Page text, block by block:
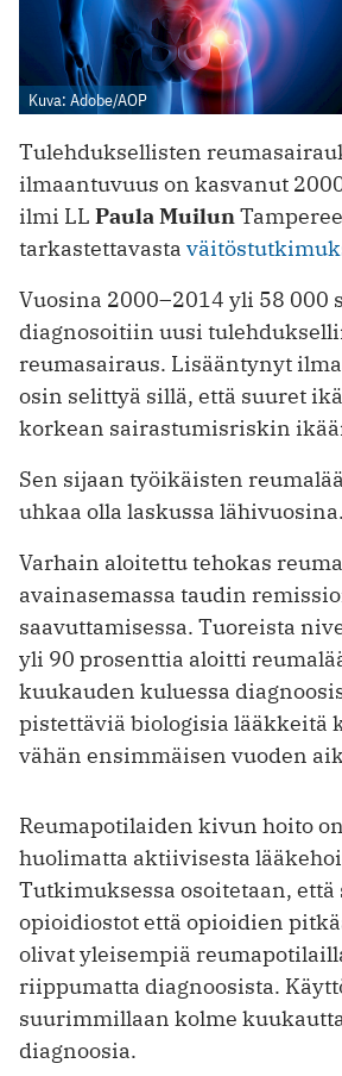
Kuva: Adobe/AOP
Tulehduksellisten
ilmaantuvuus on kasvanut
ilmi LL Paula Muilun
tarkastettavasta
Vuosina 2000–2014 yli 58 000
diagnosoitiin uusi
reumasairaus. Lisääntynyt
osin selittyä sillä, että suuret
korkean sairastumisriskin
Sen sijaan työikäisten
uhkaa olla laskussa lähivuosina.
Varhain aloitettu tehokas
avainasemassa taudin
saavuttamisessa. Tuoreista
yli 90 prosenttia aloitti
kuukauden kuluessa
pistettäviä biologisia lääkkeitä
vähän ensimmäisen vuoden
Reumapotilaiden kivun hoito
huolimatta aktiivisesta
Tutkimuksessa osoitetaan,
opioidiostot että opioidien
olivat yleisempiä
riippumatta diagnoosista.
suurimmillaan kolme
diagnoosia.